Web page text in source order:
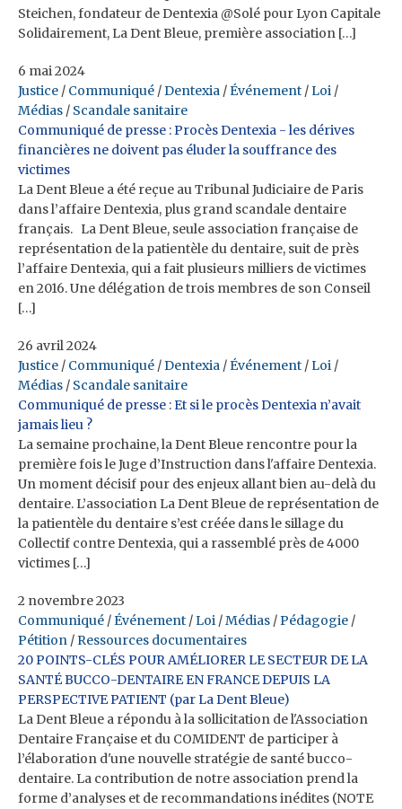
Steichen, fondateur de Dentexia @Solé pour Lyon Capitale
Solidairement, La Dent Bleue, première association […]
6 mai 2024
Justice / Communiqué /Dentexia /Événement /Loi /
Médias / Scandale sanitaire
Communiqué de presse : Procès Dentexia - les dérives
financières ne doivent pas éluder la souffrance des
victimes
La Dent Bleue a été reçue au Tribunal Judiciaire de Paris
dans l’affaire Dentexia, plus grand scandale dentaire
français. La Dent Bleue, seule association française de
représentation de la patientèle du dentaire, suit de près
l’affaire Dentexia, qui a fait plusieurs milliers de victimes
en 2016. Une délégation de trois membres de son Conseil
[…]
26 avril 2024
Justice / Communiqué /Dentexia /Événement /Loi /
Médias / Scandale sanitaire
Communiqué de presse : Et si le procès Dentexia n’avait
jamais lieu ?
La semaine prochaine, la Dent Bleue rencontre pour la
première fois le Juge d’Instruction dans l'affaire Dentexia.
Un moment décisif pour des enjeux allant bien au-delà du
dentaire. L’association La Dent Bleue de représentation de
la patientèle du dentaire s’est créée dans le sillage du
Collectif contre Dentexia, qui a rassemblé près de 4000
victimes […]
2 novembre 2023
Communiqué /Événement /Loi /Médias /Pédagogie /
Pétition /Ressources documentaires
20 POINTS-CLÉS POUR AMÉLIORER LE SECTEUR DE LA
SANTÉ BUCCO-DENTAIRE EN FRANCE DEPUIS LA
PERSPECTIVE PATIENT (par La Dent Bleue)
La Dent Bleue a répondu à la sollicitation de l'Association
Dentaire Française et du COMIDENT de participer à
l’élaboration d'une nouvelle stratégie de santé bucco-
dentaire. La contribution de notre association prend la
forme d’analyses et de recommandations inédites (NOTE